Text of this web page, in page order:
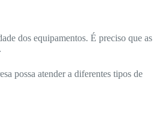
dos equipamentos. É preciso que as
possa atender a diferentes tipos de